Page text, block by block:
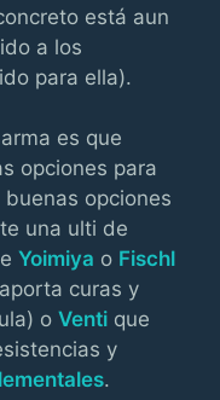
está aun
a los
para ella).
es que
opciones para
opciones
una ulti de
Yoimiya o Fischl
curas y
o Venti que
y
.